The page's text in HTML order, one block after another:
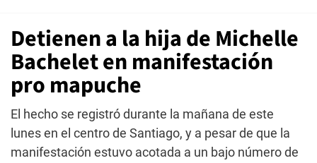
Detienen a la hija de Michelle
Bachelet en manifestación
pro mapuche
El hecho se registró durante la mañana de este
lunes en el centro de Santiago, y a pesar de que la
manifestación estuvo acotada a un bajo número de